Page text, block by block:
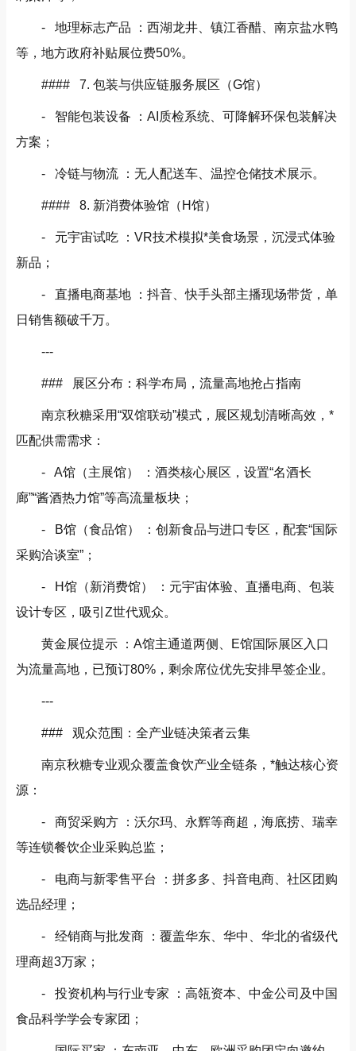
- 地理标志产品 ：西湖龙井、镇江香醋、南京盐水鸭
等，地方政府补贴展位费50%。
#### 7. 包装与供应链服务展区（G馆）
- 智能包装设备 ：AI质检系统、可降解环保包装解决
方案；
- 冷链与物流 ：无人配送车、温控仓储技术展示。
#### 8. 新消费体验馆（H馆）
- 元宇宙试吃 ：VR技术模拟*美食场景，沉浸式体验
新品；
- 直播电商基地 ：抖音、快手头部主播现场带货，单
日销售额破千万。
---
### 展区分布：科学布局，流量高地抢占指南
南京秋糖采用“双馆联动”模式，展区规划清晰高效，*
匹配供需需求：
- A馆（主展馆） ：酒类核心展区，设置“名酒长
廊”“酱酒热力馆”等高流量板块；
- B馆（食品馆） ：创新食品与进口专区，配套“国际
采购洽谈室”；
- H馆（新消费馆） ：元宇宙体验、直播电商、包装
设计专区，吸引Z世代观众。
黄金展位提示 ：A馆主通道两侧、E馆国际展区入口
为流量高地，已预订80%，剩余席位优先安排早签企业。
---
### 观众范围：全产业链决策者云集
南京秋糖专业观众覆盖食饮产业全链条，*触达核心资
源：
- 商贸采购方 ：沃尔玛、永辉等商超，海底捞、瑞幸
等连锁餐饮企业采购总监；
- 电商与新零售平台 ：拼多多、抖音电商、社区团购
选品经理；
- 经销商与批发商 ：覆盖华东、华中、华北的省级代
理商超3万家；
- 投资机构与行业专家 ：高瓴资本、中金公司及中国
食品科学学会专家团；